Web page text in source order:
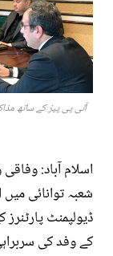
آئی پی پیز کے ساتھ
اسلام آباد:
شعبہ توانائی
ڈیولپمنٹ
کے وفد کی